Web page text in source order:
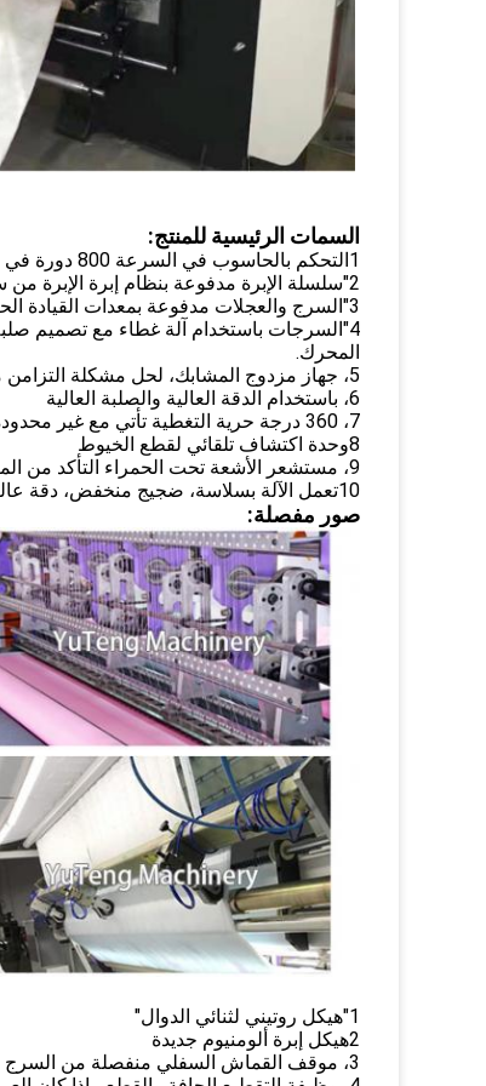
السمات الرئيسية للمنتج:
1التحكم بالحاسوب في السرعة 800 دورة في الدقيقة
2"سلسلة الإبرة مدفوعة بنظام إبرة الإبرة من سبيكة الألومنيوم، خالية من الزيت، صلبة ودائمة"
3"السرج والعجلات مدفوعة بمعدات القيادة الحاسوبية، والفولاذ يتبنى التحكم في تحويل التردد.
4"السرجات باستخدام آلة غطاء مع تصميم
المحرك.
5، جهاز مزدوج المشابك، لحل مشكلة التزامن من أدوات الدوار الأمامية والخلفية.
6، باستخدام الدقة العالية والصلبة العالية
7، 360 درجة حرية التغطية تأتي مع غير محدودة متعددة المدى التغطية أنماط مستقلة.
8وحدة اكتشاف تلقائي لقطع الخيوط
9، مستشعر الأشعة تحت الحمراء التأكد من المزيد من السلامة العملية.
10تعمل الآلة بسلاسة، ضجيج منخفض، دقة عالية، معدل كسر الخيوط منخفض وسهلة التشغيل.
صور مفصلة:
1"هيكل روتيني لثنائي الدوال"
2هيكل إبرة ألومنيوم جديدة
3، موقف القماش السفلي منفصلة من السرج المتحركة